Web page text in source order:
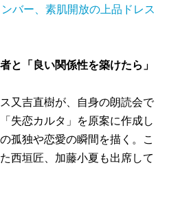
バー、素肌開放の上品ドレス
と「良い関係性を築けたら」
又吉直樹が、自身の朗読会で
失恋カルタ」を原案に作成し
孤独や恋愛の瞬間を描く。こ
西垣匠、加藤小夏も出席して